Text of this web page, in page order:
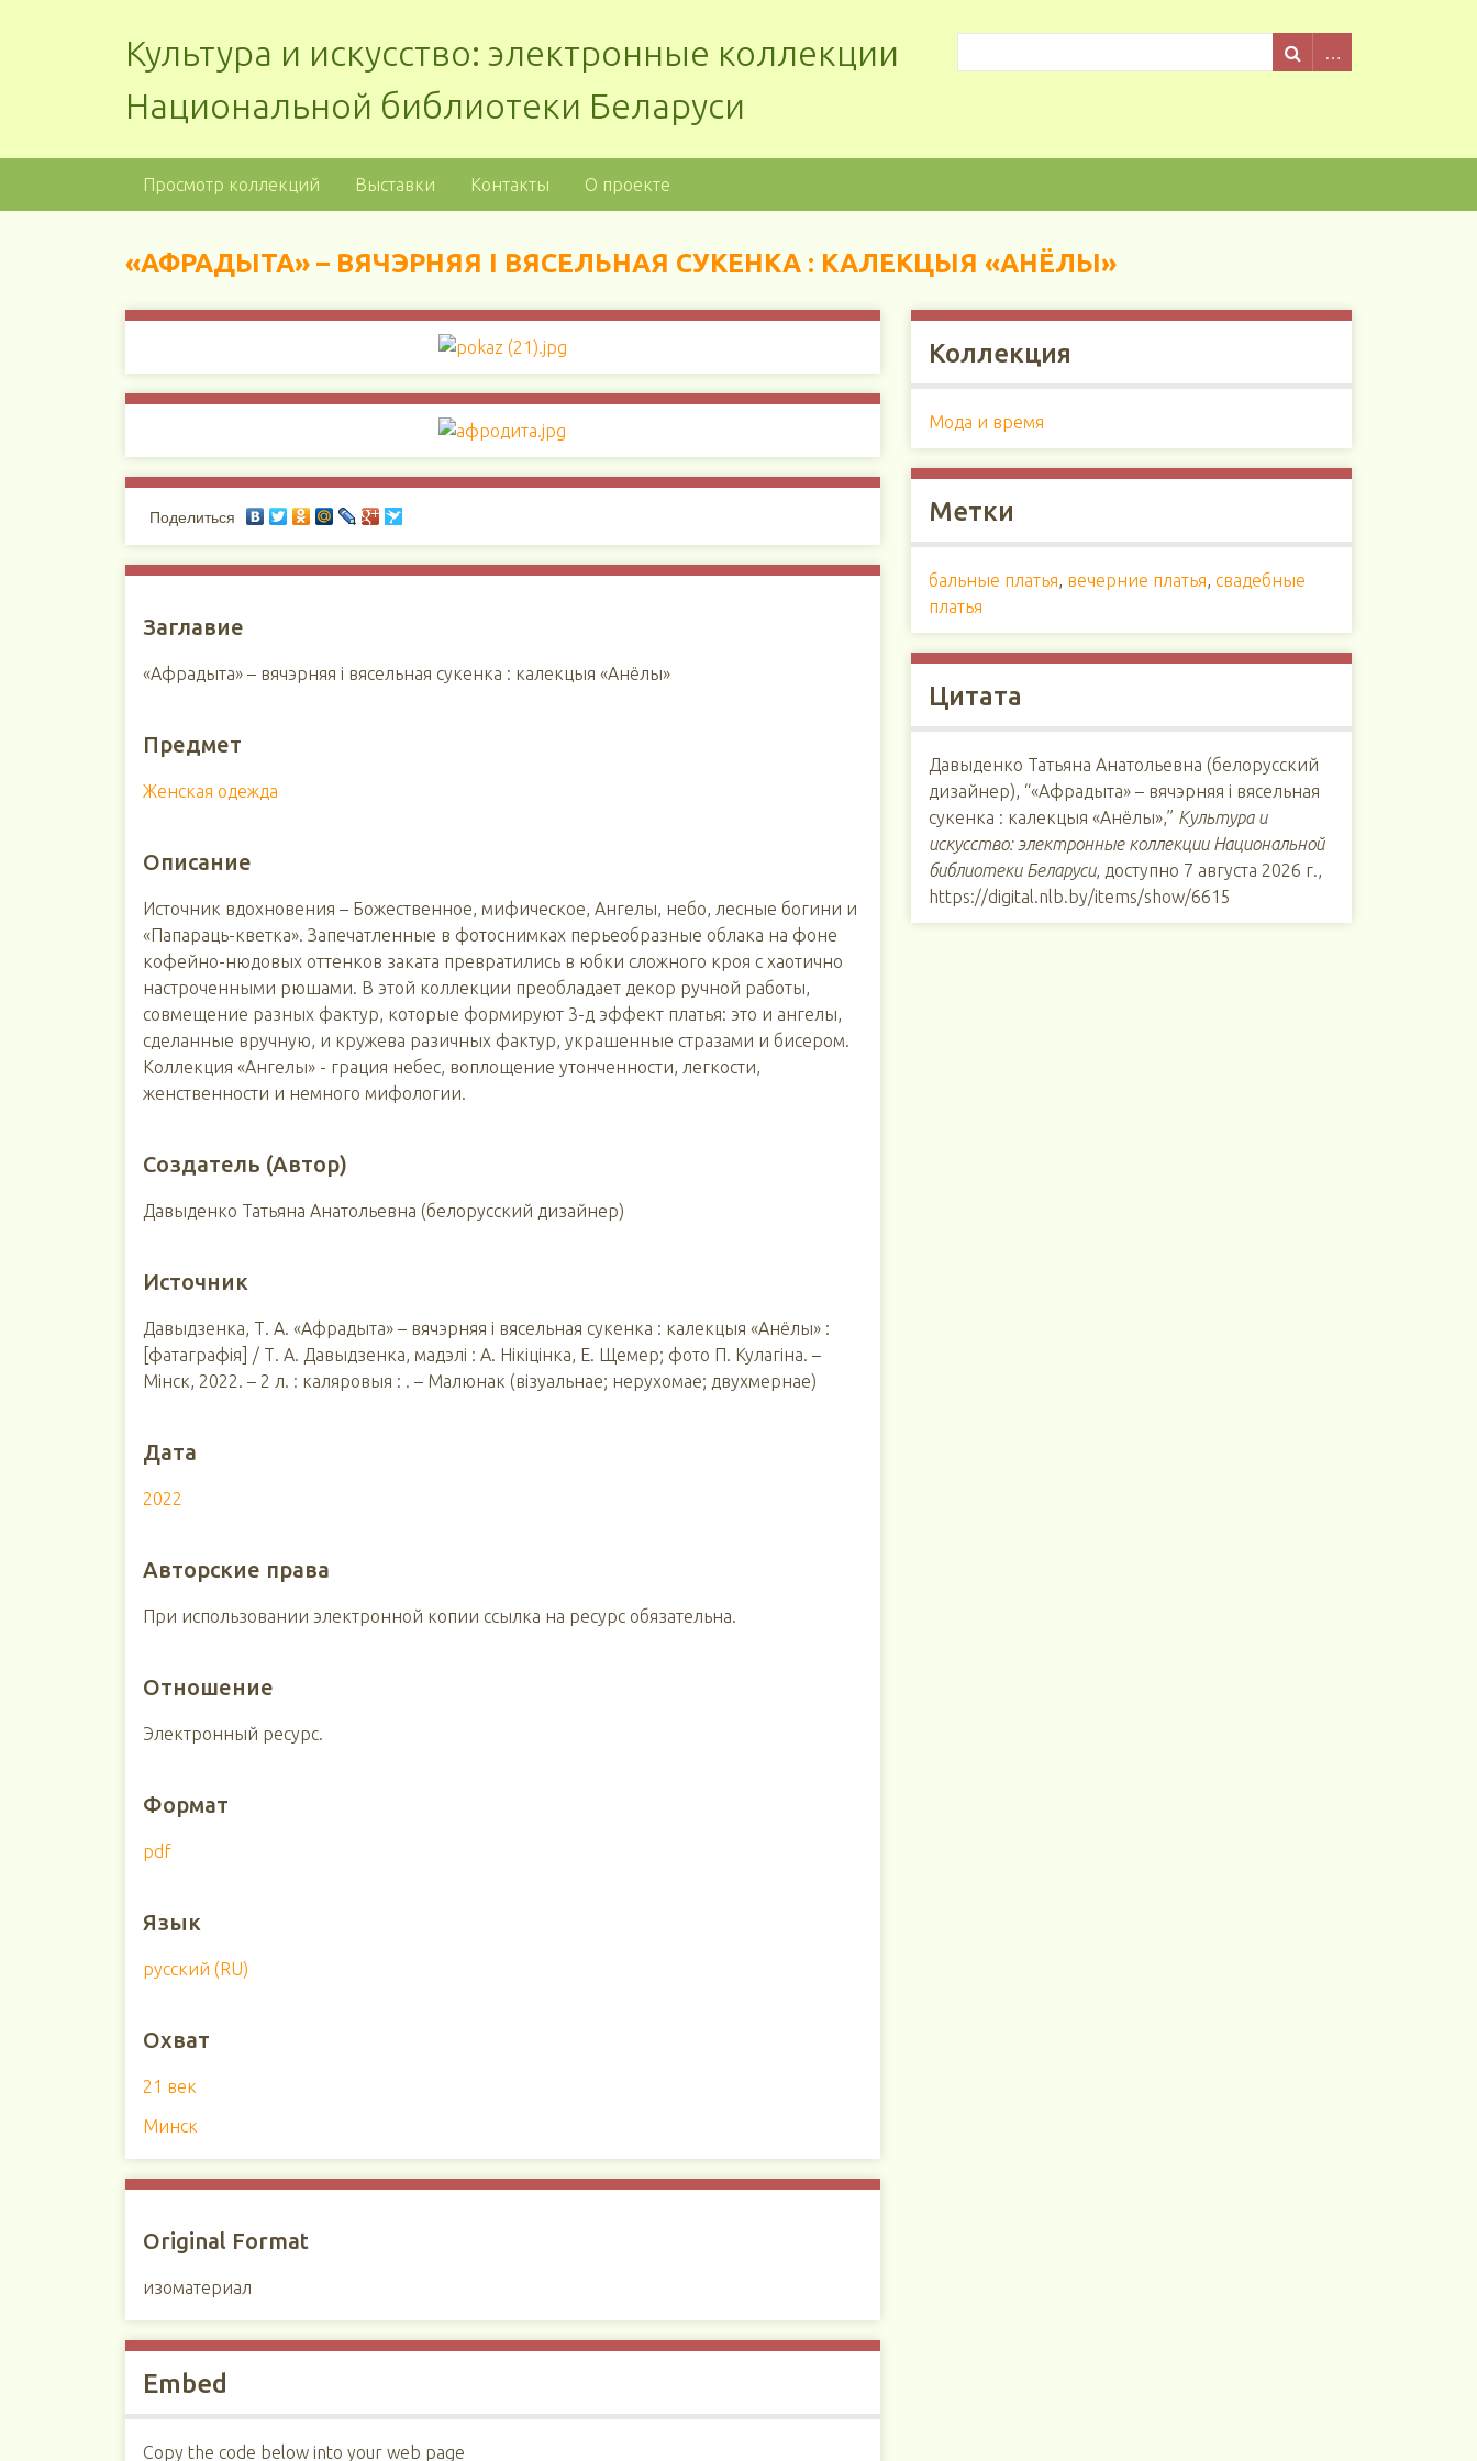
Культура и искусство: электронные коллекции
Национальной библиотеки Беларуси
Просмотр коллекций Выставки Контакты О проекте
«АФРАДЫТА» – ВЯЧЭРНЯЯ І ВЯСЕЛЬНАЯ СУКЕНКА : КАЛЕКЦЫЯ «АНЁЛЫ»
Поделиться
Заглавие
«Афрадыта» – вячэрняя і вясельная сукенка : калекцыя «Анёлы»
Предмет
Женская одежда
Описание
Источник вдохновения – Божественное, мифическое, Ангелы, небо, лесные богини и
«Папараць-кветка». Запечатленные в фотоснимках перьеобразные облака на фоне
кофейно-нюдовых оттенков заката превратились в юбки сложного кроя с хаотично
настроченными рюшами. В этой коллекции преобладает декор ручной работы,
совмещение разных фактур, которые формируют 3-д эффект платья: это и ангелы,
сделанные вручную, и кружева разичных фактур, украшенные стразами и бисером.
Коллекция «Ангелы» - грация небес, воплощение утонченности, легкости,
женственности и немного мифологии.
Создатель (Автор)
Давыденко Татьяна Анатольевна (белорусский дизайнер)
Источник
Давыдзенка, Т. А. «Афрадыта» – вячэрняя і вясельная сукенка : калекцыя «Анёлы» :
[фатаграфія] / Т. А. Давыдзенка, мадэлі : А. Нікіцінка, Е. Щемер; фото П. Кулагіна. –
Мінск, 2022. – 2 л. : каляровыя : . – Малюнак (візуальнае; нерухомае; двухмернае)
Дата
2022
Авторские права
При использовании электронной копии ссылка на ресурс обязательна.
Отношение
Электронный ресурс.
Формат
pdf
Язык
русский (RU)
Охват
21 век
Минск
Original Format
изоматериал
Embed
Copy the code below into your web page
Коллекция
Мода и время
Метки
бальные платья, вечерние платья,свадебные
платья
Цитата
Давыденко Татьяна Анатольевна (белорусский
дизайнер), “«Афрадыта» – вячэрняя і вясельная
сукенка : калекцыя «Анёлы»,” Культура и
искусство: электронные коллекции Национальной
библиотеки Беларуси, доступно 7 августа 2026 г.,
https://digital.nlb.by/items/show/6615